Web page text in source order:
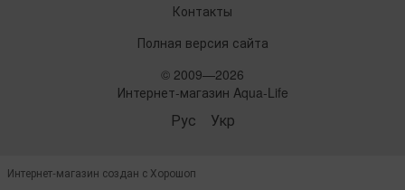
Контакты
Полная версия сайта
© 2009—2026
Интернет-магазин Aqua-Life
Рус Укр
Интернет-магазин создан с Хорошоп